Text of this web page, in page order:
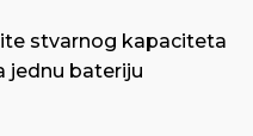
stvarnog kapaciteta
jednu bateriju